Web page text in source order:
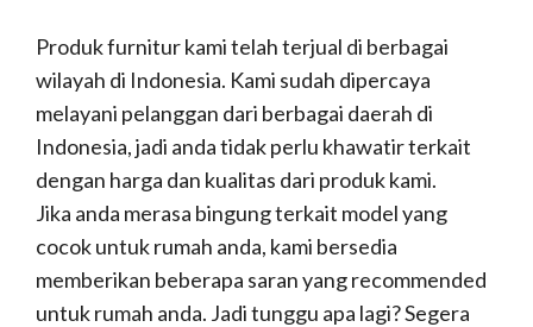
Produk furnitur kami telah terjual di berbagai
wilayah di Indonesia. Kami sudah dipercaya
melayani pelanggan dari berbagai daerah di
Indonesia, jadi anda tidak perlu khawatir terkait
dengan harga dan kualitas dari produk kami.
Jika anda merasa bingung terkait model yang
cocok untuk rumah anda, kami bersedia
memberikan beberapa saran yang recommended
untuk rumah anda. Jadi tunggu apa lagi? Segera